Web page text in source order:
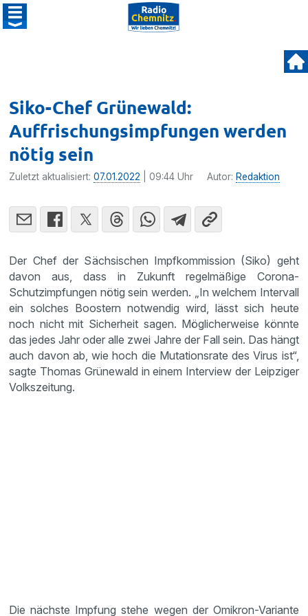
Siko-Chef Grünewald:
Auffrischungsimpfungen werden
nötig sein
Zuletzt aktualisiert:07.01.2022 | 09:44 Uhr Autor: Redaktion
Der Chef der Sächsischen Impfkommission (Siko) geht
davon aus, dass in Zukunft regelmäßige Corona-
Schutzimpfungen nötig sein werden. „In welchem Intervall
ein solches Boostern notwendig wird, lässt sich heute
noch nicht mit Sicherheit sagen. Möglicherweise könnte
das jedes Jahr oder alle zwei Jahre der Fall sein. Das hängt
auch davon ab, wie hoch die Mutationsrate des Virus ist“,
sagte Thomas Grünewald in einem Interview der Leipziger
Volkszeitung.
Die nächste Impfung stehe wegen der Omikron-Variante